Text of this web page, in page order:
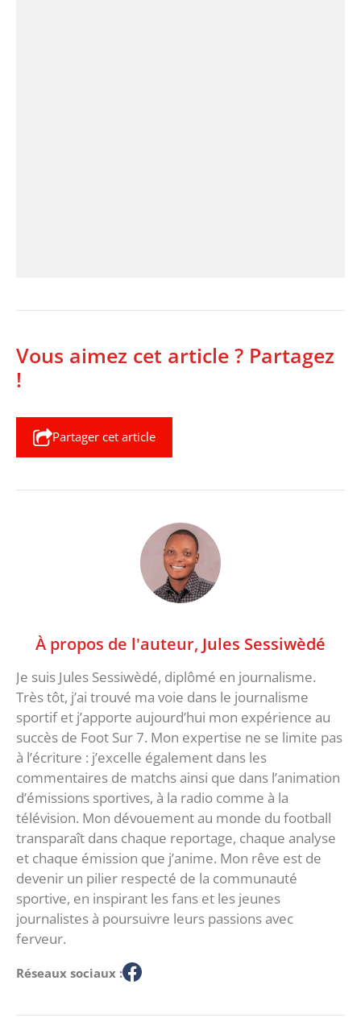
Vous aimez cet article ? Partagez
!
Partager cet article
À propos de l'auteur, Jules Sessiwèdé
Je suis Jules Sessiwèdé, diplômé en journalisme.
Très tôt, j’ai trouvé ma voie dans le journalisme
sportif et j’apporte aujourd’hui mon expérience au
succès de Foot Sur 7. Mon expertise ne se limite pas
à l’écriture : j’excelle également dans les
commentaires de matchs ainsi que dans l’animation
d’émissions sportives, à la radio comme à la
télévision. Mon dévouement au monde du football
transparaît dans chaque reportage, chaque analyse
et chaque émission que j’anime. Mon rêve est de
devenir un pilier respecté de la communauté
sportive, en inspirant les fans et les jeunes
journalistes à poursuivre leurs passions avec
ferveur.
Réseaux sociaux :